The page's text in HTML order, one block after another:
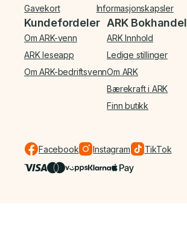
Gavekort
Informasjonskapsler
Kundefordeler
Om ARK-venn
ARK leseapp
Om ARK-bedriftsvenn
ARK Bokhandel
ARK Innhold
Ledige stillinger
Om ARK
Bærekraft i ARK
Finn butikk
Facebook Instagram TikTok